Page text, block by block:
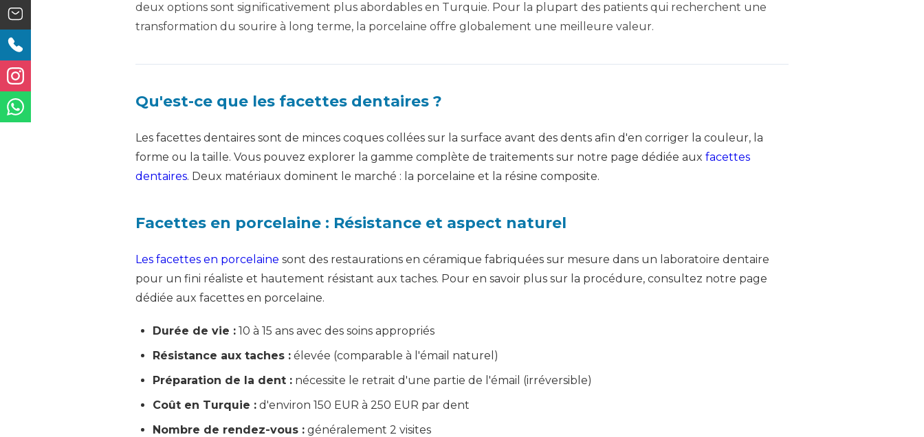
deux options sont significativement plus abordables en Turquie. Pour la plupart des patients qui recherchent une
transformation du sourire à long terme, la porcelaine offre globalement une meilleure valeur.
Qu'est-ce que les facettes dentaires ?
Les facettes dentaires sont de minces coques collées sur la surface avant des dents afin d'en corriger la couleur, la
forme ou la taille. Vous pouvez explorer la gamme complète de traitements sur notre page dédiée aux facettes
dentaires. Deux matériaux dominent le marché : la porcelaine et la résine composite.
Facettes en porcelaine : Résistance et aspect naturel
Les facettes en porcelaine sont des restaurations en céramique fabriquées sur mesure dans un laboratoire dentaire
pour un fini réaliste et hautement résistant aux taches. Pour en savoir plus sur la procédure, consultez notre page
dédiée aux facettes en porcelaine.
Durée de vie : 10 à 15 ans avec des soins appropriés
Résistance aux taches : élevée (comparable à l'émail naturel)
Préparation de la dent : nécessite le retrait d'une partie de l'émail (irréversible)
Coût en Turquie : d'environ 150 EUR à 250 EUR par dent
Nombre de rendez-vous : généralement 2 visites